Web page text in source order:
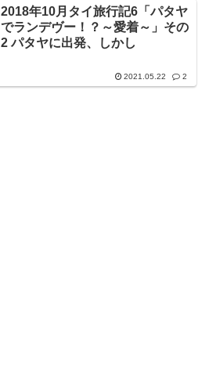
2018年10月タイ旅行記6「パタヤ
でランデヴー！？～愛着～」その
2 パタヤに出発、しかし
2021.05.22 2